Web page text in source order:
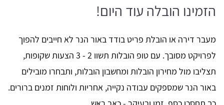
הזמינו הובלה עוד היום!
מעבר דירה או הובלת פריט בודד באור הנר לא חייבים להפוך
לפרויקט מסובך. עם טופ הובלות תשוו 2 - 3 הצעות שקופות,
תצליבו מול מחירון הובלות ומחשבון הובלות, ותבחרו מובילים
באור הנר שמספקים עבודה נקייה, אחריות ולוחות זמנים ברורים.